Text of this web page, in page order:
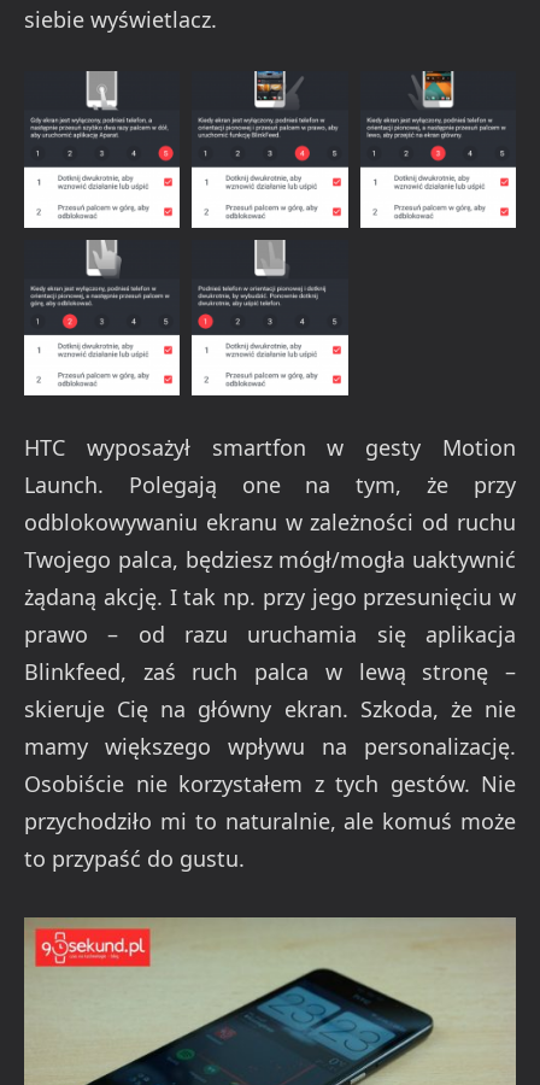
siebie wyświetlacz.
HTC wyposażył smartfon w gesty Motion
Launch. Polegają one na tym, że przy
odblokowywaniu ekranu w zależności od ruchu
Twojego palca, będziesz mógł/mogła uaktywnić
żądaną akcję. I tak np. przy jego przesunięciu w
prawo – od razu uruchamia się aplikacja
Blinkfeed, zaś ruch palca w lewą stronę –
skieruje Cię na główny ekran. Szkoda, że nie
mamy większego wpływu na personalizację.
Osobiście nie korzystałem z tych gestów. Nie
przychodziło mi to naturalnie, ale komuś może
to przypaść do gustu.